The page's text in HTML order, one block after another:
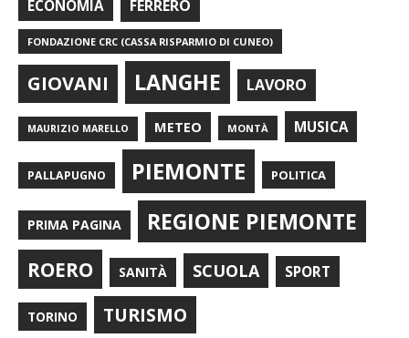
ECONOMIA FERRERO
FONDAZIONE CRC (CASSA RISPARMIO DI CUNEO)
GIOVANI LANGHE LAVORO
MAURIZIO MARELLO METEO MONTÀ MUSICA
PALLAPUGNO PIEMONTE POLITICA
PRIMA PAGINA REGIONE PIEMONTE
ROERO SANITÀ SCUOLA SPORT
TORINO TURISMO